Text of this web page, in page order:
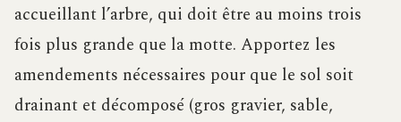
accueillant l’arbre, qui doit être au moins trois
fois plus grande que la motte. Apportez les
amendements nécessaires pour que le sol soit
drainant et décomposé (gros gravier, sable,